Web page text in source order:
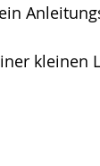
kleinen